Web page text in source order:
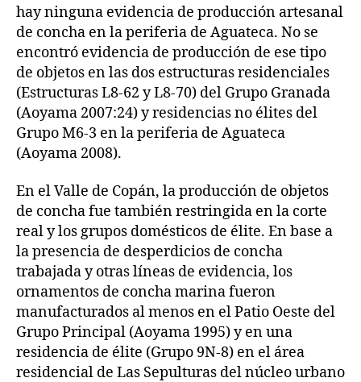
hay ninguna evidencia de producción artesanal
de concha en la periferia de Aguateca. No se
encontró evidencia de producción de ese tipo
de objetos en las dos estructuras residenciales
(Estructuras L8-62 y L8-70) del Grupo Granada
(Aoyama 2007:24) y residencias no élites del
Grupo M6-3 en la periferia de Aguateca
(Aoyama 2008).
En el Valle de Copán, la producción de objetos
de concha fue también restringida en la corte
real y los grupos domésticos de élite. En base a
la presencia de desperdicios de concha
trabajada y otras líneas de evidencia, los
ornamentos de concha marina fueron
manufacturados al menos en el Patio Oeste del
Grupo Principal (Aoyama 1995) y en una
residencia de élite (Grupo 9N-8) en el área
residencial de Las Sepulturas del núcleo urbano